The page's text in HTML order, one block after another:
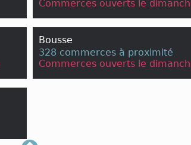
Commerces ouverts le
Bousse
328 commerces à proximité
Commerces ouverts le